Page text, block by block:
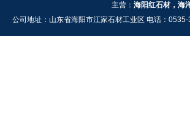
主营： 海阳红石材，海
公司地址：山东省海阳市江家石材工业区 电话：